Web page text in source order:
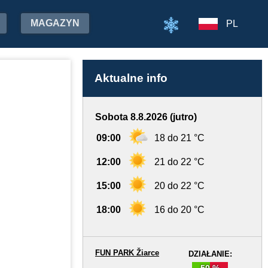
MAGAZYN PL
Aktualne info
Sobota 8.8.2026 (jutro)
09:00 18 do 21 °C
12:00 21 do 22 °C
15:00 20 do 22 °C
18:00 16 do 20 °C
DZIAŁANIE:
FUN PARK Žiarce